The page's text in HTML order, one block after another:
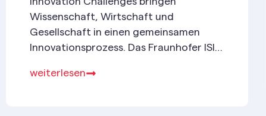
Wissenschaft, Wirtschaft und
Gesellschaft in einen gemeinsamen
Innovationsprozess. Das Fraunhofer ISI
Perspektiven frühzeitig in Forschung
weiterlesen